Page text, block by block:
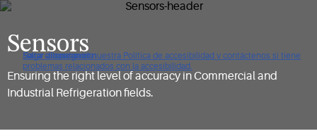
Haga clic para ver nuestra Política de accesibilidad y contáctenos si tiene
problemas relacionados con la accesibilidad.
Saltar a navegación
Saltar al contenido
Saltar a buscar
Sensors
Ensuring the right level of accuracy in Commercial and
Industrial Refrigeration fields.